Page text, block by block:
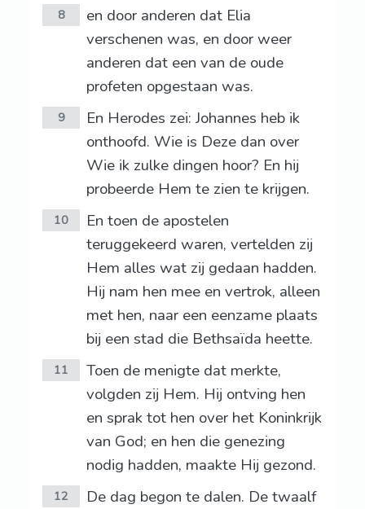
8
en door anderen dat Elia
verschenen was, en door weer
anderen dat een van de oude
profeten opgestaan was.
9
En Herodes zei: Johannes heb ik
onthoofd. Wie is Deze dan over
Wie ik zulke dingen hoor? En hij
probeerde Hem te zien te krijgen.
10
En toen de apostelen
teruggekeerd waren, vertelden zij
Hem alles wat zij gedaan hadden.
Hij nam hen mee en vertrok, alleen
met hen, naar een eenzame plaats
bij een stad die Bethsaïda heette.
11
Toen de menigte dat merkte,
volgden zij Hem. Hij ontving hen
en sprak tot hen over het Koninkrijk
van God; en hen die genezing
nodig hadden, maakte Hij gezond.
12
De dag begon te dalen. De twaalf